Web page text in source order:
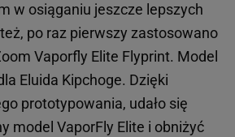
w osiąganiu jeszcze lepszych
po raz pierwszy zastosowano
Vaporfly Elite Flyprint. Model
Eluida Kipchoge. Dzięki
prototypowania, udało się
model VaporFly Elite i obniżyć